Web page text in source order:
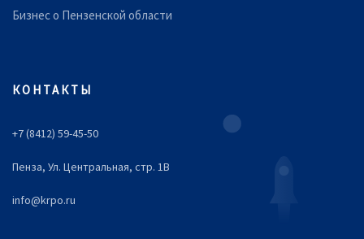
Бизнес о Пензенской области
КОНТАКТЫ
+7 (8412) 59-45-50
Пенза, Ул. Центральная, стр. 1В
info@krpo.ru